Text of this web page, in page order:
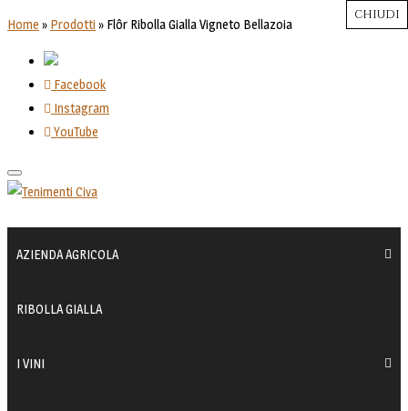
Home » Prodotti » Flôr Ribolla Gialla Vigneto Bellazoia
Facebook
Instagram
YouTube
Toggle
navigation
AZIENDA AGRICOLA
RIBOLLA GIALLA
I VINI
Close
Close
Close
Close
CHIUDI
CHIUDI
CHIUDI
CHIUDI
CHIUDI